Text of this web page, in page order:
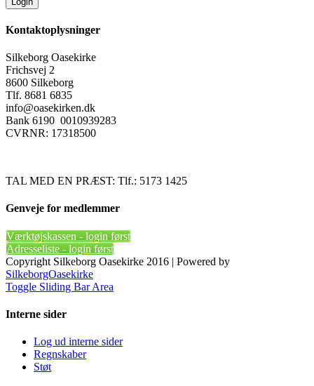
Kontaktoplysninger
Silkeborg Oasekirke
Frichsvej 2
8600 Silkeborg
Tlf. 8681 6835
info@oasekirken.dk
Bank 6190 0010939283
CVRNR: 17318500
TAL MED EN PRÆST: Tlf.: 5173 1425
Genveje for medlemmer
Værktøjskassen - login først
Adresseliste - login først
Copyright Silkeborg Oasekirke 2016 | Powered by
SilkeborgOasekirke
Toggle Sliding Bar Area
Interne sider
Log ud interne sider
Regnskaber
Støt